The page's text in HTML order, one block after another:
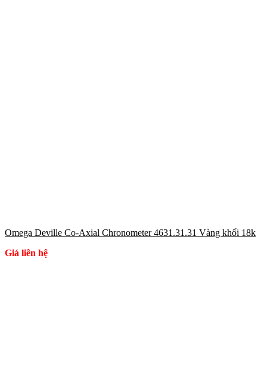
Omega Deville Co-Axial Chronometer 4631.31.31 Vàng khối 18k
Giá liên hệ